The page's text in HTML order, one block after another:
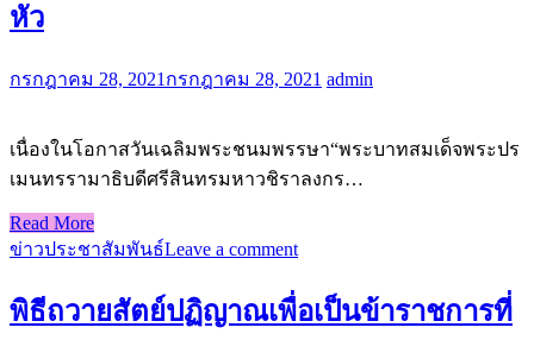
หัว
กรกฎาคม 28, 2021 กรกฎาคม 28, 2021 admin
เนื่องในโอกาสวันเฉลิมพระชนมพรรษา“พระบาทสมเด็จพระปร
เมนทรรามาธิบดีศรีสินทรมหาวชิราลงกร…
Read More
ข่าวประชาสัมพันธ์Leave a comment
พิธีถวายสัตย์ปฏิญาณเพื่อเป็นข้าราชการที่